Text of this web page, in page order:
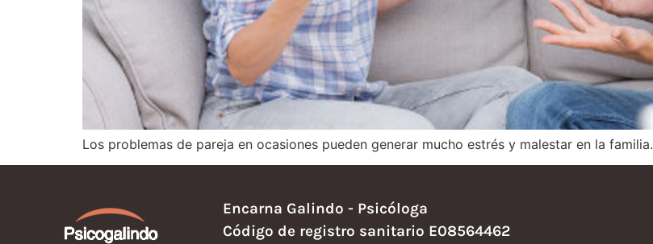
Los problemas de pareja en ocasiones pueden generar mucho estrés y malestar en la familia.
Encarna Galindo - Psicóloga
Código de registro sanitario E08564462